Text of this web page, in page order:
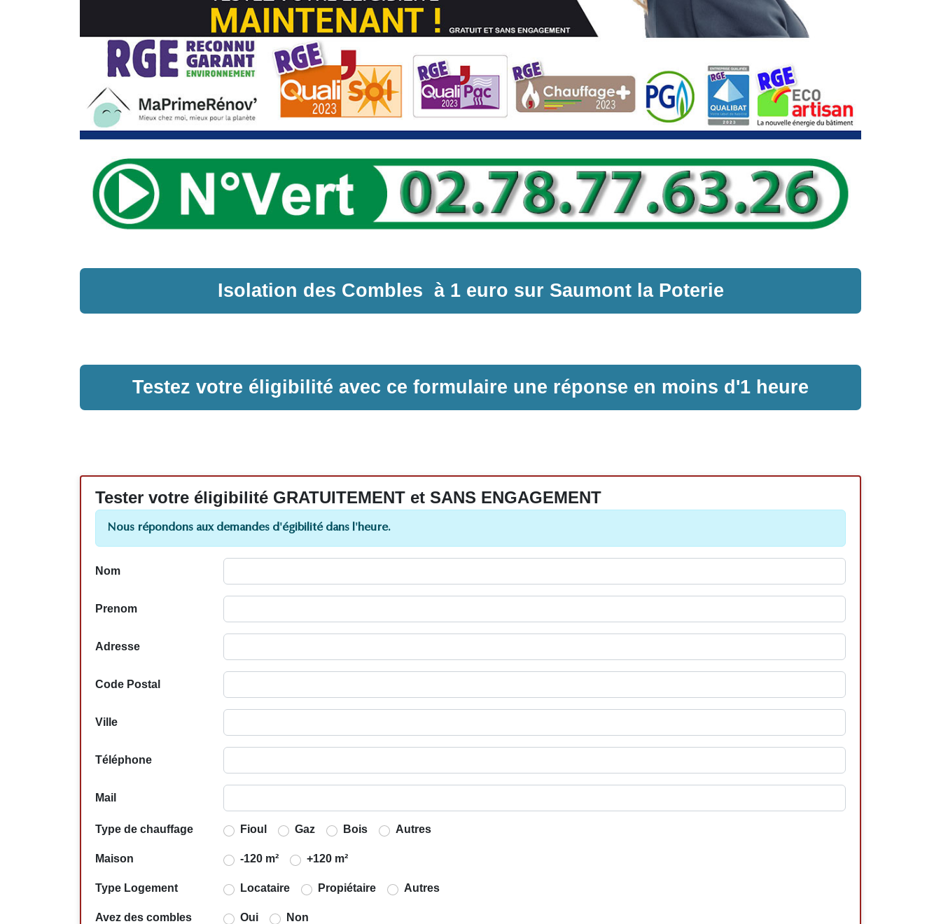
Isolation des Combles à 1 euro sur Saumont la Poterie
Testez votre éligibilité avec ce formulaire une réponse en moins d'1 heure
Tester votre éligibilité GRATUITEMENT et SANS ENGAGEMENT
Nous répondons aux demandes d'égibilité dans l'heure.
Nom
Prenom
Adresse
Code Postal
Ville
Téléphone
Mail
Type de chauffage Fioul Gaz Bois Autres
Maison -120 m² +120 m²
Type Logement Locataire Propiétaire Autres
Avez des combles Oui Non